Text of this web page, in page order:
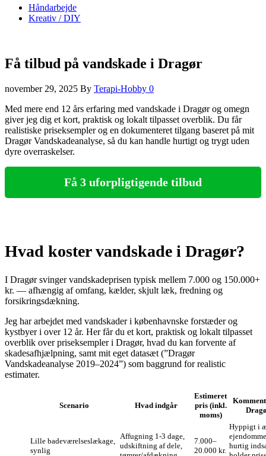
Håndarbejde
Kreativ / DIY
Få tilbud på vandskade i Dragør
november 29, 2025 By Terapi-Hobby 0
Med mere end 12 års erfaring med vandskade i Dragør og omegn
giver jeg dig et kort, praktisk og lokalt tilpasset overblik. Du får
realistiske priseksempler og en dokumenteret tilgang baseret på mit
Dragør Vandskadeanalyse, så du kan handle hurtigt og trygt uden
dyre overraskelser.
Få 3 uforpligtigende tilbud
Hvad koster vandskade i Dragør?
I Dragør svinger vandskadeprisen typisk mellem 7.000 og 150.000+
kr. — afhængig af omfang, kælder, skjult læk, fredning og
forsikringsdækning.
Jeg har arbejdet med vandskader i københavnske forstæder og
kystbyer i over 12 år. Her får du et kort, praktisk og lokalt tilpasset
overblik over priseksempler i Dragør, hvad du kan forvente af
skadesafhjælpning, samt mit eget datasæt (”Dragør
Vandskadeanalyse 2019–2024”) som baggrund for realistic
estimater.
Scenario Hvad indgår
Estimeret
pris (inkl.
moms)
Lille badeværelseslækage,
synlig
Affugning 1‑3 dage,
udskiftning af dele,
7.000–
20.000 kr.
Hyppigt i
hurtig